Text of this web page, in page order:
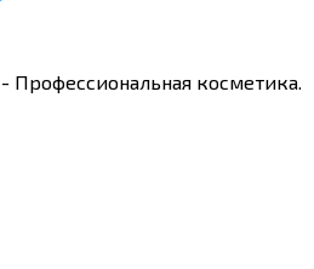
Профессиональная косметика.